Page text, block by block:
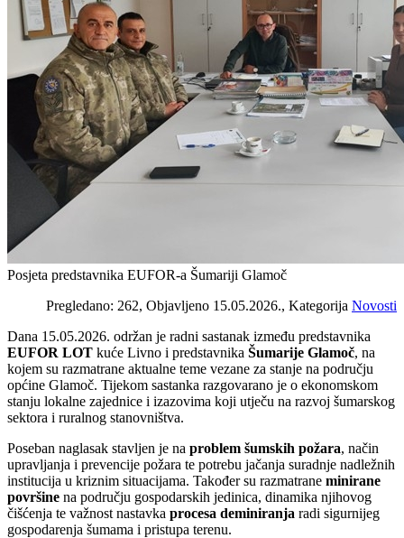
Posjeta predstavnika EUFOR-a Šumariji Glamoč
Pregledano: 262, Objavljeno 15.05.2026., Kategorija Novosti
Dana 15.05.2026. održan je radni sastanak između predstavnika
EUFOR LOT kuće Livno i predstavnika Šumarije Glamoč, na
kojem su razmatrane aktualne teme vezane za stanje na području
općine Glamoč. Tijekom sastanka razgovarano je o ekonomskom
stanju lokalne zajednice i izazovima koji utječu na razvoj šumarskog
sektora i ruralnog stanovništva.
Poseban naglasak stavljen je na problem šumskih požara, način
upravljanja i prevencije požara te potrebu jačanja suradnje nadležnih
institucija u kriznim situacijama. Također su razmatrane minirane
površine na području gospodarskih jedinica, dinamika njihovog
čišćenja te važnost nastavka procesa deminiranja radi sigurnijeg
gospodarenja šumama i pristupa terenu.